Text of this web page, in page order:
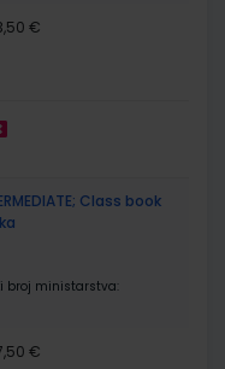
€
Class book
broj ministarstva:
€